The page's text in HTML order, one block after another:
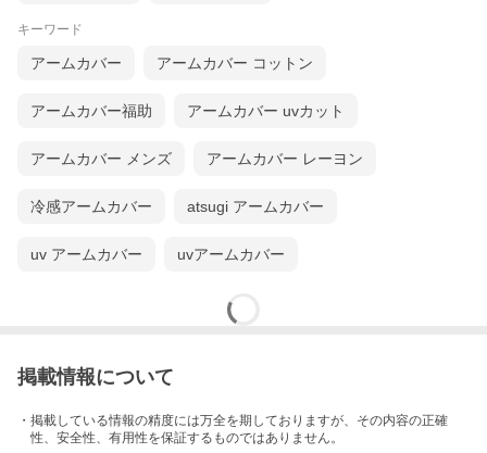
キーワード
アームカバー アームカバー コットン
アームカバー福助 アームカバー uvカット
アームカバー メンズ アームカバー レーヨン
冷感アームカバー atsugi アームカバー
uv アームカバー uvアームカバー
掲載情報について
・掲載している情報の精度には万全を期しておりますが、その内容の正確
性、安全性、有用性を保証するものではありません。